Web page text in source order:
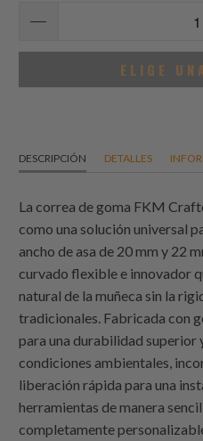
ELIGE
DESCRIPCIÓN DETALLES
La correa de goma FKM
como una solución universal
ancho de asa de 20 mm y 22
curvado flexible e innovador
natural de la muñeca sin la
tradicionales. Fabricada con
para una durabilidad superior
condiciones ambientales,
liberación rápida para una
herramientas de manera
completamente